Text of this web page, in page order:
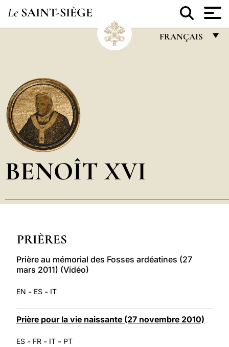
Le SAINT-SIÈGE
FRANÇAIS
العربيّة
BENOÎT XVI
PRIÈRES
Prière au mémorial des Fosses ardéatines (27
mars 2011) (Vidéo)
EN - ES - IT
Prière pour la vie naissante (27 novembre 2010)
ES - FR - IT - PT